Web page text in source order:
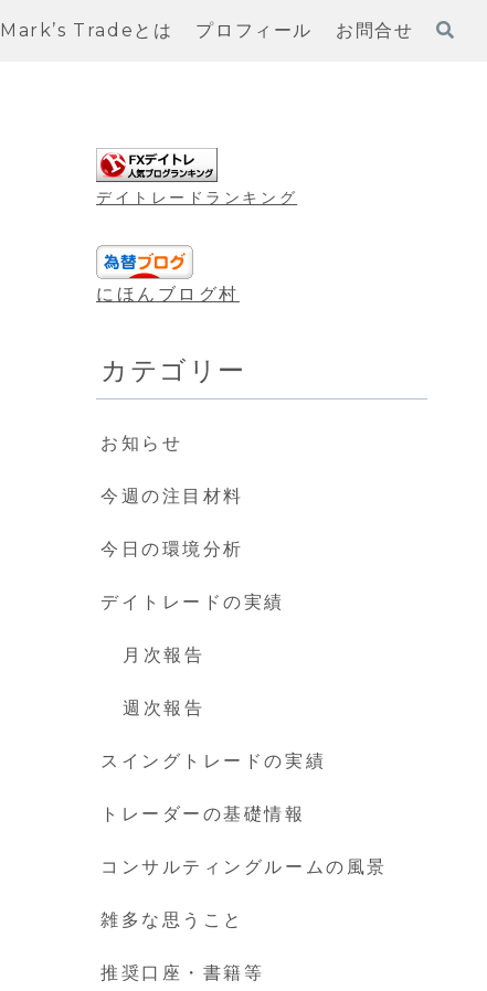
Mark’s Tradeとは プロフィール お問合せ
デイトレードランキング
にほんブログ村
カテゴリー
お知らせ
今週の注目材料
今日の環境分析
デイトレードの実績
月次報告
週次報告
スイングトレードの実績
トレーダーの基礎情報
コンサルティングルームの風景
雑多な思うこと
推奨口座・書籍等